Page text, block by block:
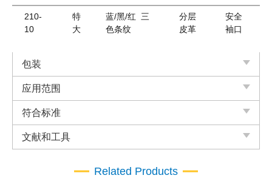
210-
10
特
大
蓝/黑/红 三
色条纹
分层
皮革
安全
袖口
包装
应用范围
符合标准
文献和工具
Related Products